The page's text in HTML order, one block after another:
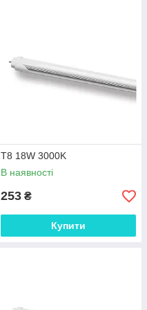
T8 18W 3000K
В наявності
253 ₴
Купити